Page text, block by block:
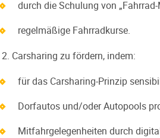
durch die Schulung von
regelmäßige Fahrradkurse.
Carsharing zu fördern, indem:
für das Carsharing-Prinzip
Dorfautos und/oder Autopools
Mitfahrgelegenheiten durch